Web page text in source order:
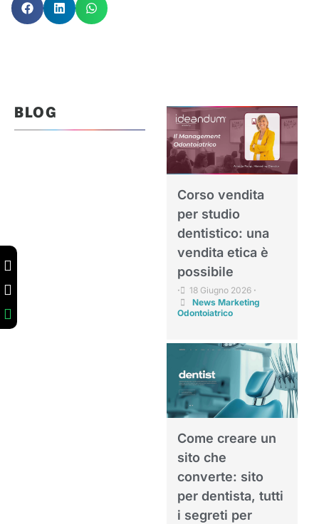
BLOG
Corso vendita
per studio
dentistico: una
vendita etica è
possibile
• 18 Giugno 2026 •
News Marketing
Odontoiatrico
Come creare un
sito che
converte: sito
per dentista, tutti
i segreti per